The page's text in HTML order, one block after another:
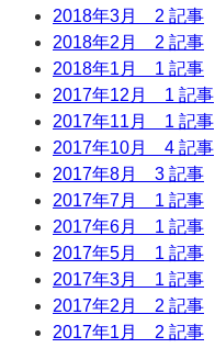
2018年3月 2 記事
2018年2月 2 記事
2018年1月 1 記事
2017年12月 1 記事
2017年11月 1 記事
2017年10月 4 記事
2017年8月 3 記事
2017年7月 1 記事
2017年6月 1 記事
2017年5月 1 記事
2017年3月 1 記事
2017年2月 2 記事
2017年1月 2 記事